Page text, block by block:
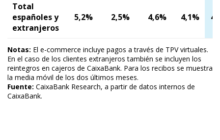
Total
españoles y
extranjeros
5,2% 2,5% 4,6% 4,1%
Notas: El e-commerce incluye pagos a través de TPV virtuales.
En el caso de los clientes extranjeros también se incluyen los
reintegros en cajeros de CaixaBank. Para los recibos se muestra
la media móvil de los dos últimos meses.
Fuente: CaixaBank Research, a partir de datos internos de
CaixaBank.